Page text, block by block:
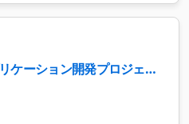
ケーション開発プロジェク